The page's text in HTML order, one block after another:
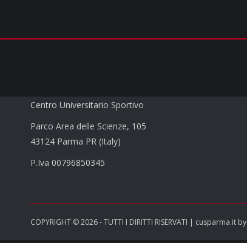
Centro Universitario Sportivo
Parco Area delle Scienze, 105
43124 Parma PR (Italy)
P.Iva 00796850345
COPYRIGHT © 2026 - TUTTI I DIRITTI RISERVATI | cusparma.it by